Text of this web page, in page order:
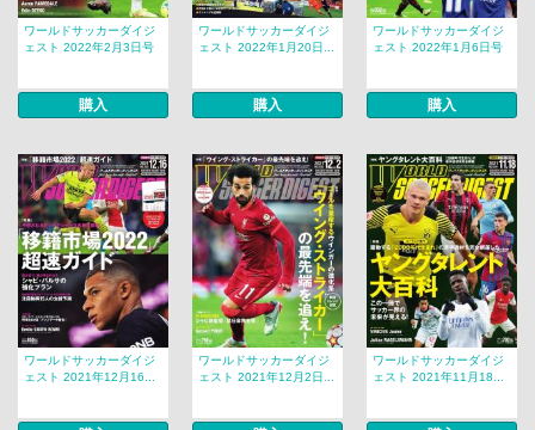
ワールドサッカーダイジ
ェスト 2022年2月3日号
購入
ワールドサッカーダイジ
ェスト 2022年1月20日...
購入
ワールドサッカーダイジ
ェスト 2022年1月6日号
購入
ワールドサッカーダイジ
ェスト 2021年12月16...
ワールドサッカーダイジ
ェスト 2021年12月2日...
ワールドサッカーダイジ
ェスト 2021年11月18...